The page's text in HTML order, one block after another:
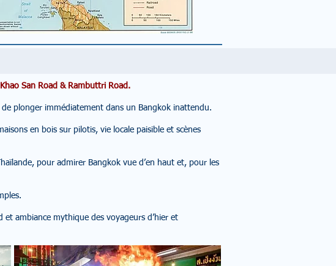
San Road & Rambuttri Road.
plonger immédiatement dans un Bangkok inattendu.
en bois sur pilotis, vie locale paisible et scènes
pour admirer Bangkok vue d’en haut et, pour les
ambiance mythique des voyageurs d’hier et